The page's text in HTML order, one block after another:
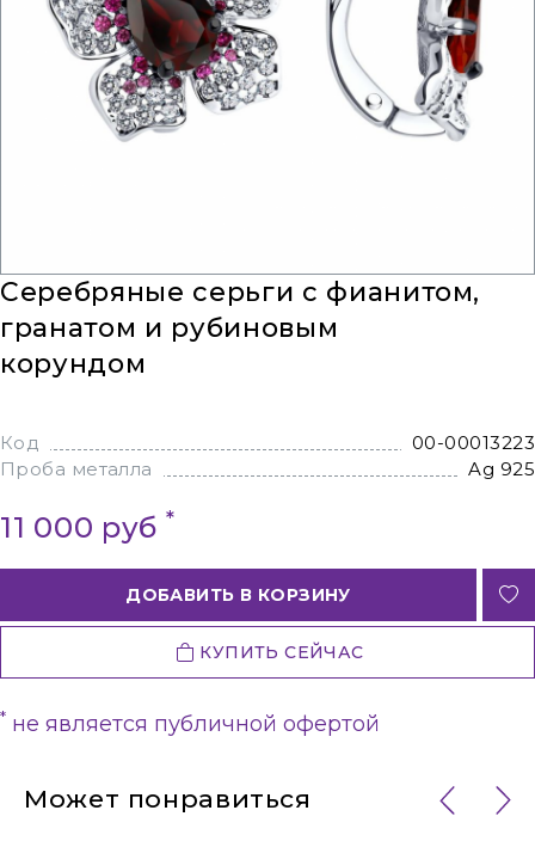
Серебряные серьги с фианитом,
гранатом и рубиновым
корундом
Код
00-00013223
Проба металла
Ag 925
11 000 руб *
ДОБАВИТЬ В КОРЗИНУ
КУПИТЬ СЕЙЧАС
* не является публичной офертой
Может понравиться